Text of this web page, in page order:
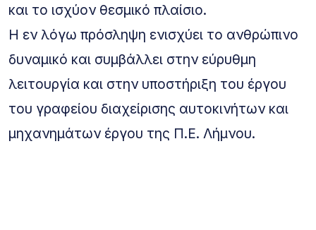
και το ισχύον θεσμικό πλαίσιο.
Η εν λόγω πρόσληψη ενισχύει το ανθρώπινο
δυναμικό και συμβάλλει στην εύρυθμη
λειτουργία και στην υποστήριξη του έργου
του γραφείου διαχείρισης αυτοκινήτων και
μηχανημάτων έργου της Π.Ε. Λήμνου.